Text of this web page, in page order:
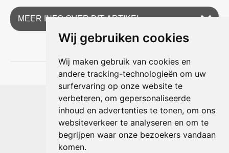
Wij gebruiken cookies
Wij maken gebruik van cookies en
andere tracking-technologieën om uw
surfervaring op onze website te
verbeteren, om gepersonaliseerde
inhoud en advertenties te tonen, om ons
websiteverkeer te analyseren en om te
begrijpen waar onze bezoekers vandaan
komen.
MEER INFO OVER DIT ARTIKEL
Shophouse online
Max Planckstraat 4
6716 BE Ede, Nederland
Telefoon:+31(0)318 618 121
E-mail: info@shophouse.nl
Geopend: ma t/m vr 09:00-17:00 uur